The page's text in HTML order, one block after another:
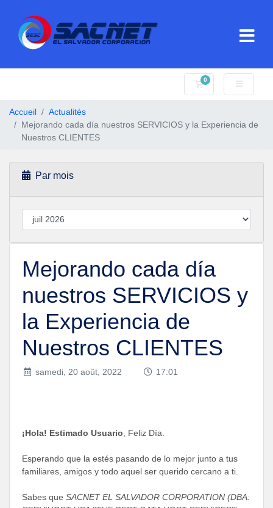
0
Votre panier
Accueil
Actualités
Mejorando cada día nuestros SERVICIOS y la Experiencia de
Nuestros CLIENTES
Par mois
Mejorando cada día
nuestros SERVICIOS y
la Experiencia de
Nuestros CLIENTES
samedi, 20 août, 2022 17:01
¡Hola! Estimado Usuario , Feliz Día.
Esperando que la estés pasando de lo mejor junto a tus
familiares, amigos y todo aquel ser querido cercano a ti.
Sabes que SACNET EL SALVADOR CORPORATION (DBA: